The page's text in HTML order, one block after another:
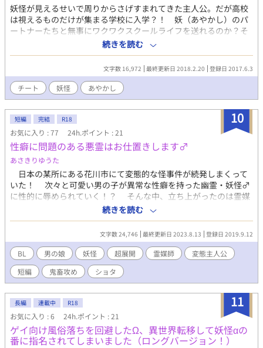
妖怪が見えるせいで周りからさげすまれてきた主人公。だが高校
は視えるものだけが集まる学校に入学？！ 妖（あやかし）のパ
ートナーたちと無事にワクワクスクールライフを送れるのか？そ
して鈍感＆天然主人公はみんなの隠された... 訂正、意外とオープ
ンな恋心に気付くのだろうか。
そして誰も知らない主人公の秘密が今あ
かされる。 主人公総愛されで、チートな部分もあります。 批判と
かはやめてください。ガラスのハートが砕け散っちゃうので。
続きを読む
文字数 16,972 最終更新日 2018.2.20 登録日 2017.6.3
チート 妖怪 あやかし
10
短編 完結 R18
お気に入り : 77 24h.ポイント : 21
性癖に問題のある悪霊はお仕置きします♂
あさきりゆうた
日本の某所にある花川市にて変態的な怪事件が続発しまくって
いた！ 次々と可愛い男の子が異常な性癖を持った幽霊・妖怪♂
に性的に辱められていく！？ そんな中、立ち上がったのは霊媒
師豪漢良！ 彼もまた男好きの性癖異常者かつド外道であった！
登場予定キャラ:花子さん、トンカラトン、ポンベロ、ドラキュラ
等 ※この作品はBLですが、Loveがなく、主人公が性欲のままに
悪霊をお仕置き♂する鬼畜です。イチャイチャはありません！
23.08.10 大分久々に一話更新しました。文量が増えたので二話に
分割しました。他、お漏らししたショタ君のイメージ図も描いて
小説に挿入してみました。ちなみに新作も今週中に投稿できるか
も？というか、ふざけんな！とお怒りうけそうな作品にお気に入
りありすぎでねえすか？お気に入りはずしてもいいのよ？
23.08.13 八尺様、ドラキュラ、あかなめと三話投稿しました。こ
れでもう妖怪ネタが切れましたのでいったん完結とします。
続きを読む
文字数 24,746 最終更新日 2023.8.13 登録日 2019.9.12
BL 男の娘 妖怪 超展開 霊媒師
変態主人公
短編
鬼畜攻め ショタ
11
長編 連載中 R18
お気に入り : 6 24h.ポイント : 21
ゲイ向け風俗落ちを回避したΩ、異世界転移して妖怪αの
番に指名されてしまいました（ロングバージョン！）